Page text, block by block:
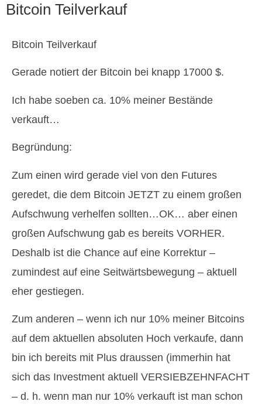
Bitcoin Teilverkauf
Bitcoin Teilverkauf
Gerade notiert der Bitcoin bei knapp 17000 $.
Ich habe soeben ca. 10% meiner Bestände
verkauft…
Begründung:
Zum einen wird gerade viel von den Futures
geredet, die dem Bitcoin JETZT zu einem großen
Aufschwung verhelfen sollten…OK… aber einen
großen Aufschwung gab es bereits VORHER.
Deshalb ist die Chance auf eine Korrektur –
zumindest auf eine Seitwärtsbewegung – aktuell
eher gestiegen.
Zum anderen – wenn ich nur 10% meiner Bitcoins
auf dem aktuellen absoluten Hoch verkaufe, dann
bin ich bereits mit Plus draussen (immerhin hat
sich das Investment aktuell VERSIEBZEHNFACHT
– d. h. wenn man nur 10% verkauft ist man schon